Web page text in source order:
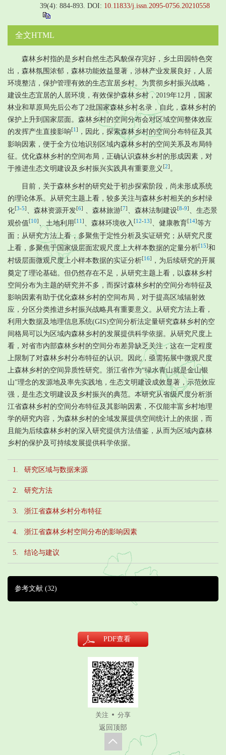
39(4): 884-893. DOI: 10.11833/j.issn.2095-0756.20210558
全文HTML
森林乡村指的是乡村自然生态风貌保存完好，乡土田园特色突
出，森林氛围浓郁，森林功能效益显著，涉林产业发展良好，人居
环境整洁，保护管理有效的生态宜居乡村。为贯彻乡村振兴战略，
建设生态宜居的人居环境，有效保护森林乡村，2019年12月，国家
林业和草原局先后公布了2批国家森林乡村名录，自此，森林乡村的
保护上升到国家层面。森林乡村的空间分布会对区域空间整体效应
的发挥产生直接影响[1 ]
，因此，探索森林乡村的空间分布特征及其
影响因素，便于全方位地识别区域内森林乡村的空间关系及布局特
征。优化森林乡村的空间布局，正确认识森林乡村的形成因素，对
于推进生态文明建设及乡村振兴实践具有重要意义 [2] 。
目前，关于森林乡村的研究处于初步探索阶段，尚未形成系统
的理论体系。从研究主题上看，较多关注与森林乡村相关的乡村绿
化[3-5] 、森林资源开发[6] 、森林旅游[7] 、森林法制建设[8-9]
、生态景
观价值[10] 、土地利用 [11 ] 、森林环境收入 [12-13] 、健康教育[14]等方
面；从研究方法上看，多聚焦于定性分析及实证研究；从研究尺度
上看，多聚焦于国家级层面宏观尺度上大样本数据的定量分析[15]和
村级层面微观尺度上小样本数据的实证分析[16]
，为后续研究的开展
奠定了理论基础。但仍然存在不足，从研究主题上看，以森林乡村
空间分布为主题的研究并不多，而探讨森林乡村的空间分布特征及
影响因素有助于优化森林乡村的空间布局，对于提高区域辐射效
应，分区分类推进乡村振兴战略具有重要意义。从研究方法上看，
利用大数据及地理信息系统(GIS)空间分析法定量研究森林乡村的空
间格局可以为区域内森林乡村的发展提供科学依据。从研究尺度上
看，对省市内部森林乡村的空间分布差异缺乏关注，这在一定程度
上限制了对森林乡村分布特征的认识。因此，亟需拓展中微观尺度
上森林乡村的空间异质性研究。浙江省作为“绿水青山就是金山银
山”理念的发源地及率先实践地，生态文明建设成效显著，示范效应
强，是生态文明建设及乡村振兴的典范。本研究从省级尺度分析浙
江省森林乡村的空间分布特征及其影响因素，不仅能丰富乡村地理
学的研究内容，为森林乡村的全域发展提供空间统计上的依据，而
且能为后续森林乡村的深入研究提供方法借鉴，从而为区域内森林
乡村的保护及可持续发展提供科学依据。
1. 研究区域与数据来源
2. 研究方法
3. 浙江省森林乡村分布特征
4. 浙江省森林乡村空间分布的影响因素
5. 结论与建议
参考文献 (32)
PDF查看
关注
分享
返回顶部